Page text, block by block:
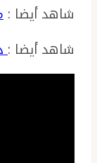
شاهد أيضا :
شاهد أيضا :